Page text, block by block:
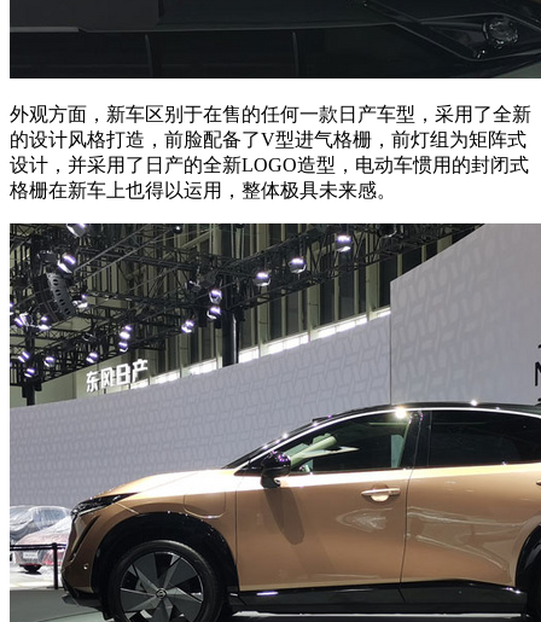
外观方面，新车区别于在售的任何一款日产车型，采用了全新
的设计风格打造，前脸配备了V型进气格栅，前灯组为矩阵式
设计，并采用了日产的全新LOGO造型，电动车惯用的封闭式
格栅在新车上也得以运用，整体极具未来感。